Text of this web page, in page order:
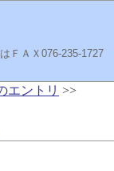
ＦＡＸ076-235-
エントリ >>